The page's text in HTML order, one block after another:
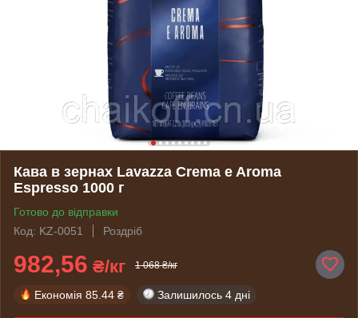
Кава в зернах Lavazza Crema e Aroma
Espresso 1000 г
Готово до відправки
Код: KZ-0051
Роздріб
982,56 ₴/кг 1 068 ₴/кг
Економія 85.44 ₴ Залишилось 4 дні